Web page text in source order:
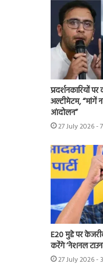
प्रदर्शनकारियों
अल्टीमेटम, “मांगें
आंदोलन”
27 July 2026 -
E20 मुद्दे पर
करेंगे ‘नेशनल
27 July 2026 -